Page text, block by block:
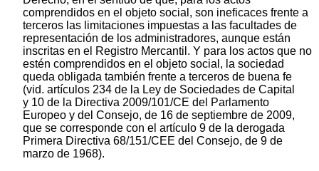
comprendidos en el objeto social, son ineficaces frente a
terceros las limitaciones impuestas a las facultades de
representación de los administradores, aunque están
inscritas en el Registro Mercantil. Y para los actos que no
estén comprendidos en el objeto social, la sociedad
queda obligada también frente a terceros de buena fe
(vid. artículos 234 de la Ley de Sociedades de Capital
y 10 de la Directiva 2009/101/CE del Parlamento
Europeo y del Consejo, de 16 de septiembre de 2009,
que se corresponde con el artículo 9 de la derogada
Primera Directiva 68/151/CEE del Consejo, de 9 de
marzo de 1968).